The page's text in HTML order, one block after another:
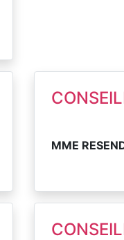
MME